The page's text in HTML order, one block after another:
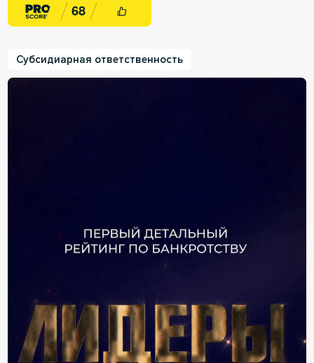
68
Субсидиарная ответственность